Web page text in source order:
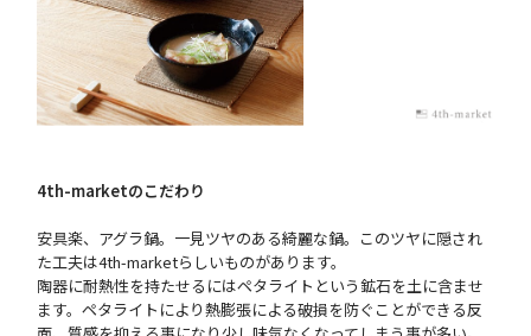
4th-marketのこだわり
安具楽、アグラ鍋。一見ツヤのある綺麗な鍋。このツヤに隠され
た工夫は4th-marketらしいものがあります。
陶器に耐熱性を持たせるにはペタライトという鉱石を土に含ませ
ます。ペタライトにより熱膨張による破損を防ぐことができる反